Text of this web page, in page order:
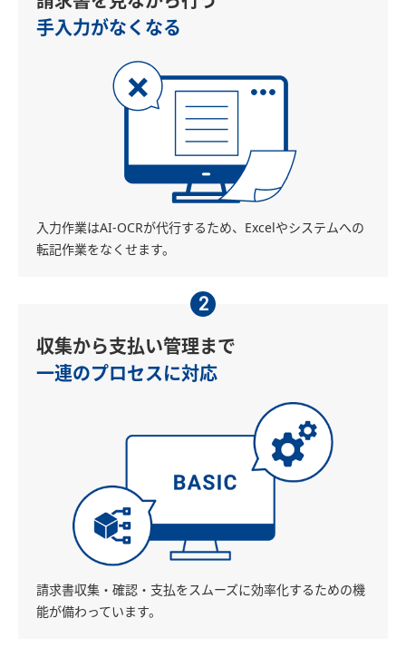
手入力がなくなる
入力作業はAI-OCRが代行するため、Excelやシステムへの
転記作業をなくせます。
2
収集から支払い管理まで
一連のプロセスに対応
請求書収集・確認・支払をスムーズに効率化するための機
能が備わっています。